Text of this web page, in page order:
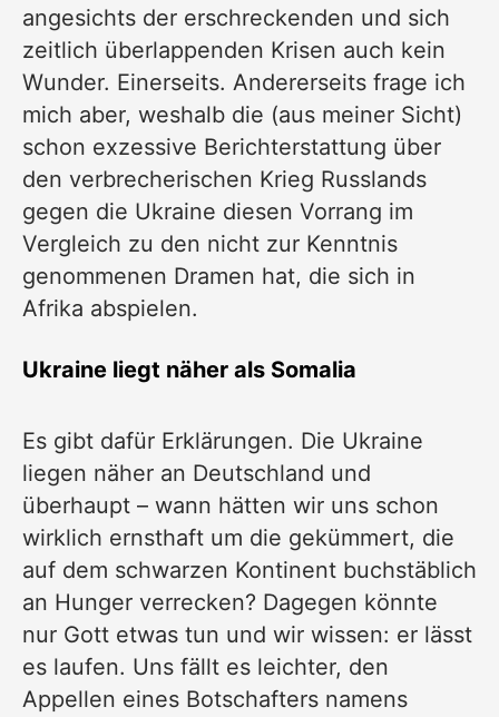
angesichts der erschreckenden und sich
zeitlich überlappenden Krisen auch kein
Wunder. Einerseits. Andererseits frage ich
mich aber, weshalb die (aus meiner Sicht)
schon exzessive Berichterstattung über
den verbrecherischen Krieg Russlands
gegen die Ukraine diesen Vorrang im
Vergleich zu den nicht zur Kenntnis
genommenen Dramen hat, die sich in
Afrika abspielen.
Ukraine liegt näher als Somalia
Es gibt dafür Erklärungen. Die Ukraine
liegen näher an Deutschland und
überhaupt – wann hätten wir uns schon
wirklich ernsthaft um die gekümmert, die
auf dem schwarzen Kontinent buchstäblich
an Hunger verrecken? Dagegen könnte
nur Gott etwas tun und wir wissen: er lässt
es laufen. Uns fällt es leichter, den
Appellen eines Botschafters namens